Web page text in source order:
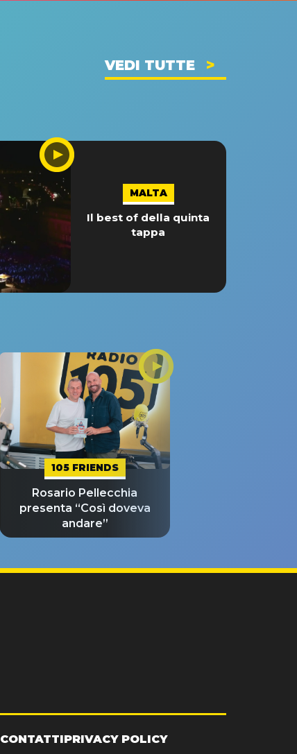
VEDI TUTTE
MALTA
Il best of della quinta
tappa
105 FRIENDS
Rosario Pellecchia
presenta “Così doveva
andare”
CONTATTIPRIVACY POLICY